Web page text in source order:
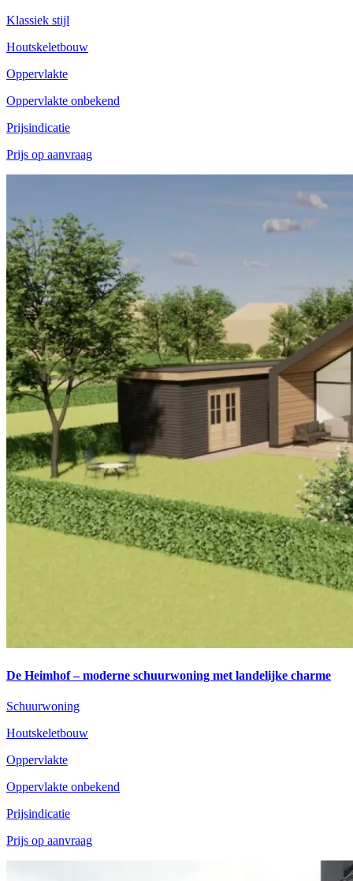
Klassiek stijl
Houtskeletbouw
Oppervlakte
Oppervlakte onbekend
Prijsindicatie
Prijs op aanvraag
De Heimhof – moderne schuurwoning met landelijke charme
Schuurwoning
Houtskeletbouw
Oppervlakte
Oppervlakte onbekend
Prijsindicatie
Prijs op aanvraag